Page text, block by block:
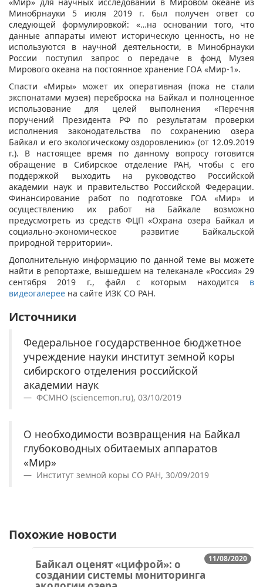
Минобрнауки 5 июля 2019 г. был получен ответ со
следующей формулировкой: «…на основании того, что
данные аппараты имеют историческую ценность, но не
используются в научной деятельности, в Минобрнауки
России поступил запрос о передаче в фонд Музея
Мирового океана на постоянное хранение ГОА «Мир-1».
Спасти «Миры» может их оперативная (пока не стали
экспонатами музея) переброска на Байкал и полноценное
использование для целей выполнения «Перечня
поручений Президента РФ по результатам проверки
исполнения законодательства по сохранению озера
Байкал и его экологическому оздоровлению» (от 12.09.2019
г.). В настоящее время по данному вопросу готовится
обращение в Сибирское отделение РАН, чтобы с его
поддержкой выходить на руководство Российской
академии наук и правительство Российской Федерации.
Финансирование работ по подготовке ГОА «Мир» и
осуществлению их работ на Байкале возможно
предусмотреть из средств ФЦП «Охрана озера Байкал и
социально-экономическое развитие Байкальской
природной территории».
Дополнительную информацию по данной теме вы можете
найти в репортаже, вышедшем на телеканале «Россия» 29
сентября 2019 г., файл с которым находится в
видеогалерее на сайте ИЗК СО РАН.
Источники
Федеральное государственное бюджетное
учреждение науки институт земной коры
сибирского отделения российской
академии наук
ФСМНО (sciencemon.ru), 03/10/2019
О необходимости возвращения на Байкал
глубоководных обитаемых аппаратов
«Мир»
Институт земной коры СО РАН, 30/09/2019
Похожие новости
11/08/2020
Байкал оценят «цифрой»: о
создании системы мониторинга